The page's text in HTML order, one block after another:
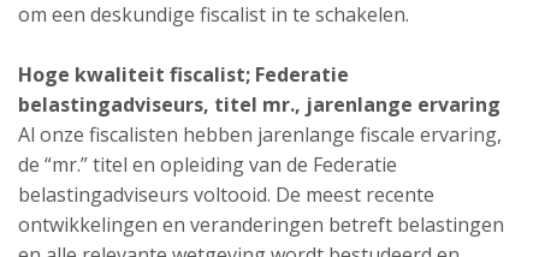
om een deskundige fiscalist in te schakelen.
Hoge kwaliteit fiscalist; Federatie
belastingadviseurs, titel mr., jarenlange ervaring
Al onze fiscalisten hebben jarenlange fiscale ervaring,
de “mr.” titel en opleiding van de Federatie
belastingadviseurs voltooid. De meest recente
ontwikkelingen en veranderingen betreft belastingen